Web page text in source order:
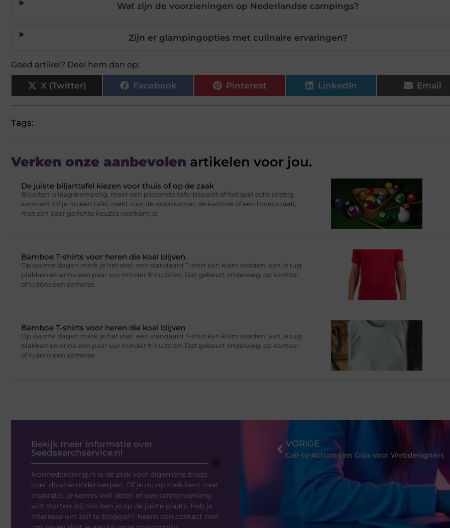
Wat zijn de voorzieningen op Nederlandse campings?
Zijn er glampingopties met culinaire ervaringen?
Goed artikel? Deel hem dan op:
X (Twitter) Facebook Pinterest LinkedIn Email
Tags:
Verken onze aanbevolen artikelen voor jou.
De juiste biljarttafel kiezen voor thuis of op de zaak
Biljarten is laagdrempelig, maar een passende tafel bepaalt of het spel echt prettig
aanvoelt. Of je nu een tafel zoekt voor de woonkamer, de kantine of een horecazaak,
met een paar gerichte keuzes voorkom je
Bamboe T-shirts voor heren die koel blijven
Op warme dagen merk je het snel: een standaard T-shirt kan klam worden, aan je rug
plakken en er na een paar uur minder fris uitzien. Dat gebeurt onderweg, op kantoor
of tijdens een zomerse
Bamboe T-shirts voor heren die koel blijven
Op warme dagen merk je het snel: een standaard T-shirt kan klam worden, aan je rug
plakken en er na een paar uur minder fris uitzien. Dat gebeurt onderweg, op kantoor
of tijdens een zomerse
Bekijk meer informatie over
Seedsearchservice.nl
Ivonnedekoning.nl is dé plek voor algemene blogs
over diverse onderwerpen. Of je nu op zoek bent naar
inspiratie, je kennis wilt delen of een samenwerking
wilt starten, bij ons ben je op de juiste plaats. Heb je
interesse om zelf te bloggen? Neem dan contact met
VORIGE
Call-to-Action: Een Gids voor Webdesigners